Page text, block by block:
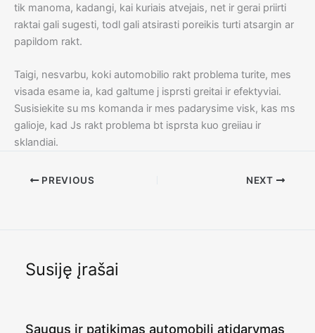
tik manoma, kadangi, kai kuriais atvejais, net ir gerai priirti
raktai gali sugesti, todl gali atsirasti poreikis turti atsargin ar
papildom rakt.
Taigi, nesvarbu, koki automobilio rakt problema turite, mes
visada esame ia, kad galtume j isprsti greitai ir efektyviai.
Susisiekite su ms komanda ir mes padarysime visk, kas ms
galioje, kad Js rakt problema bt isprsta kuo greiiau ir
sklandiai.
PREVIOUS NEXT
Susiję įrašai
Saugus ir patikimas automobili atidarymas